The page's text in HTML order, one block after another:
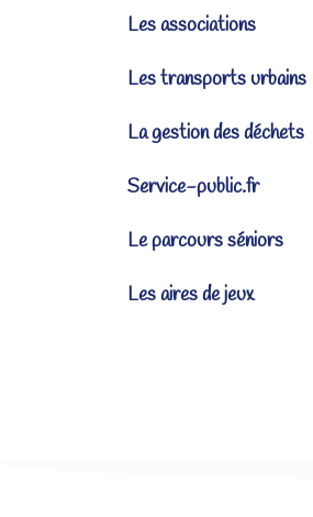
Les associations
Les transports urbains
La gestion des déchets
Service-public.fr
Le parcours séniors
Les aires de jeux